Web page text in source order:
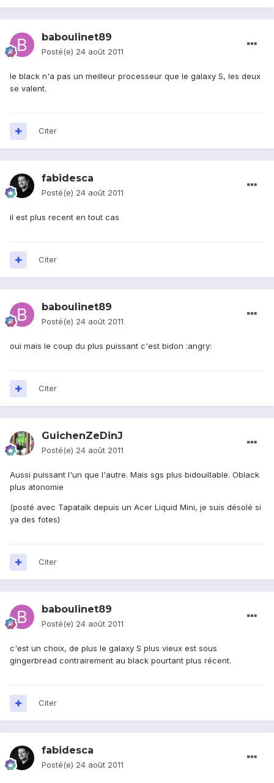
baboulinet89
Posté(e) 24 août 2011
le black n'a pas un meilleur processeur que le galaxy S, les deux
se valent.
Citer
fabidesca
Posté(e) 24 août 2011
il est plus recent en tout cas
Citer
baboulinet89
Posté(e) 24 août 2011
oui mais le coup du plus puissant c'est bidon :angry:
Citer
GuichenZeDinJ
Posté(e) 24 août 2011
Aussi puissant l'un que l'autre. Mais sgs plus bidouillable. Oblack
plus atonomie
(posté avec Tapatalk depuis un Acer Liquid Mini, je suis désolé si
ya des fotes)
Citer
baboulinet89
Posté(e) 24 août 2011
c'est un choix, de plus le galaxy S plus vieux est sous
gingerbread contrairement au black pourtant plus récent.
Citer
fabidesca
Posté(e) 24 août 2011